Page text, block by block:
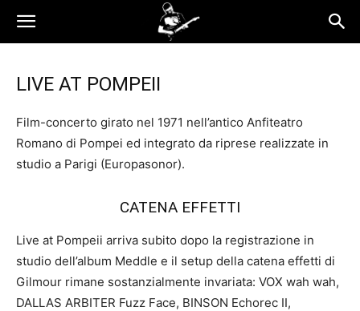
LIVE AT POMPEII
Film-concerto girato nel 1971 nell’antico Anfiteatro
Romano di Pompei ed integrato da riprese realizzate in
studio a Parigi (Europasonor).
CATENA EFFETTI
Live at Pompeii arriva subito dopo la registrazione in
studio dell’album Meddle e il setup della catena effetti di
Gilmour rimane sostanzialmente invariata: VOX wah wah,
DALLAS ARBITER Fuzz Face, BINSON Echorec II,